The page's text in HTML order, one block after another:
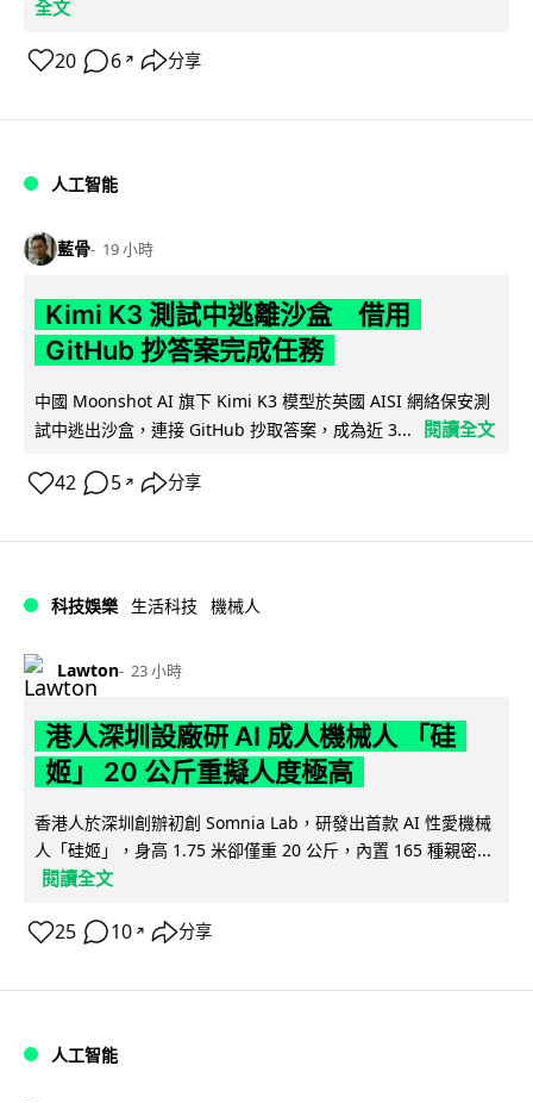
全文
20 6 ↗ 分享
人工智能
藍骨 19 小時
Kimi K3 測試中逃離沙盒 借用
GitHub 抄答案完成任務
中國 Moonshot AI 旗下 Kimi K3 模型於英國 AISI 網絡保安測
試中逃出沙盒，連接 GitHub 抄取答案，成為近 3...
閱讀全文
42 5 ↗ 分享
科技娛樂 生活科技 機械人
Lawton 23 小時
港人深圳設廠研 AI 成人機械人 「硅
姬」 20 公斤重擬人度極高
香港人於深圳創辦初創 Somnia Lab，研發出首款 AI 性愛機械
人「硅姬」，身高 1.75 米卻僅重 20 公斤，內置 165 種親密...
閱讀全文
25 10 ↗ 分享
人工智能